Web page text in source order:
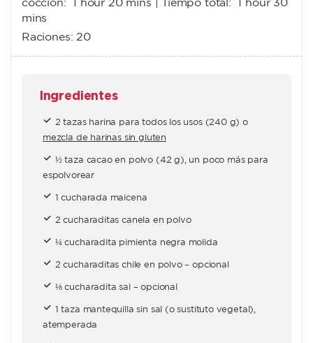
cocción:1 hour 20 mins | Tiempo total:1 hour 30
mins
Raciones:20
Ingredientes
2 tazas harina para todos los usos (240 g) o
mezcla de harinas sin gluten
½ taza cacao en polvo (42 g), un poco más para
espolvorear
1 cucharada maicena
2 cucharaditas canela en polvo
¼ cucharadita pimienta negra molida
2 cucharaditas chile en polvo – opcional
⅛ cucharadita sal – opcional
1 taza mantequilla sin sal (o sustituto vegetal),
atemperada